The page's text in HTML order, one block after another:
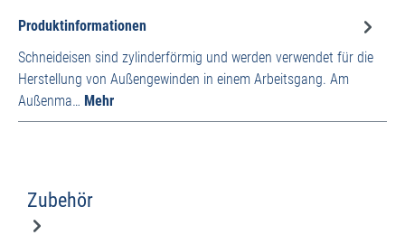
Produktinformationen
Schneideisen sind zylinderförmig und werden verwendet für die
Herstellung von Außengewinden in einem Arbeitsgang. Am
Außenma… Mehr
Zubehör